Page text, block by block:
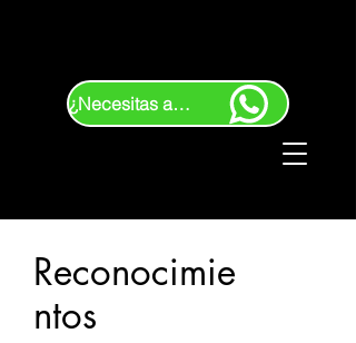
¿Necesitas ayuda?
Reconocimie
ntos